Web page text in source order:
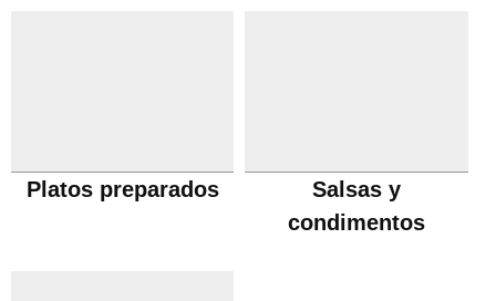
Platos preparados
Salsas y
condimentos